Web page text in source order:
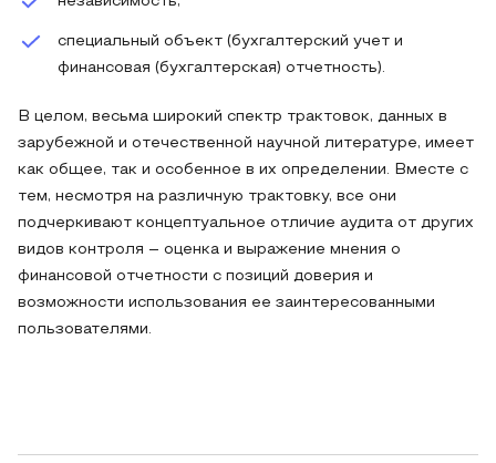
специальный объект (бухгалтерский учет и
финансовая (бухгалтерская) отчетность).
В целом, весьма широкий спектр трактовок, данных в
зарубежной и отечественной научной литературе, имеет
как общее, так и особенное в их определении. Вместе с
тем, несмотря на различную трактовку, все они
подчеркивают концептуальное отличие аудита от других
видов контроля – оценка и выражение мнения о
финансовой отчетности с позиций доверия и
возможности использования ее заинтересованными
пользователями.